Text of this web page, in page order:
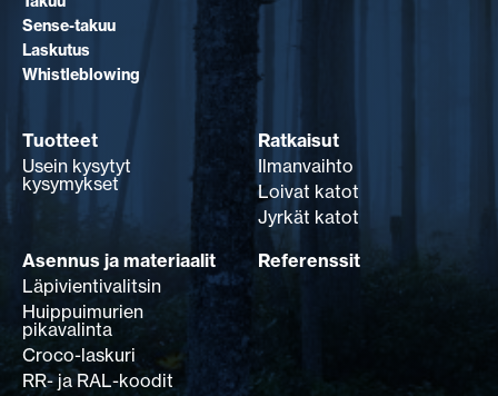
Sense-takuu
Laskutus
Whistleblowing
Tuotteet
Usein kysytyt
kysymykset
Ratkaisut
Ilmanvaihto
Loivat katot
Jyrkät katot
Asennus ja materiaalit
Läpivientivalitsin
Huippuimurien
pikavalinta
Croco-laskuri
RR- ja RAL-koodit
Referenssit